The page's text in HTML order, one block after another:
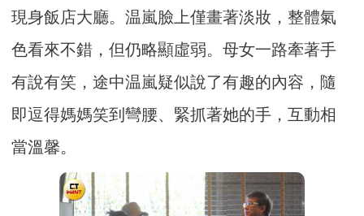
現身飯店大廳。温嵐臉上僅畫著淡妝，整體氣
色看來不錯，但仍略顯虛弱。母女一路牽著手
有說有笑，途中温嵐疑似說了有趣的內容，隨
即逗得媽媽笑到彎腰、緊抓著她的手，互動相
當溫馨。